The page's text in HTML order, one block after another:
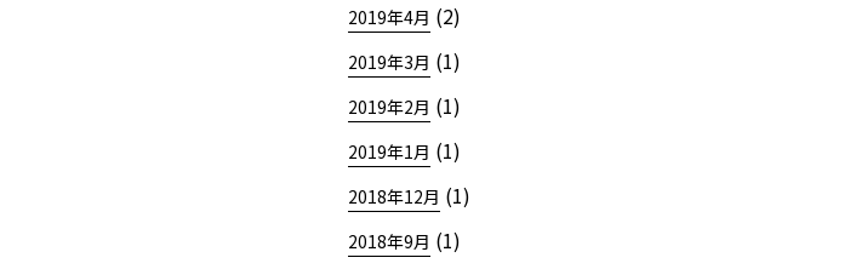
2019年4月 (2)
2019年3月 (1)
2019年2月 (1)
2019年1月 (1)
2018年12月 (1)
2018年9月 (1)